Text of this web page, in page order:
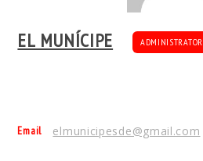
EL MUNÍCIPE ADMINISTRATOR
Email elmunicipesde@gmail.com